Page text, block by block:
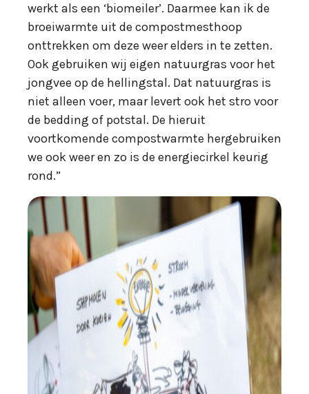
werkt als een ‘biomeiler’. Daarmee kan ik de
broeiwarmte uit de compostmesthoop
onttrekken om deze weer elders in te zetten.
Ook gebruiken wij eigen natuurgras voor het
jongvee op de hellingstal. Dat natuurgras is
niet alleen voer, maar levert ook het stro voor
de bedding of potstal. De hieruit
voortkomende compostwarmte hergebruiken
we ook weer en zo is de energiecirkel keurig
rond.”